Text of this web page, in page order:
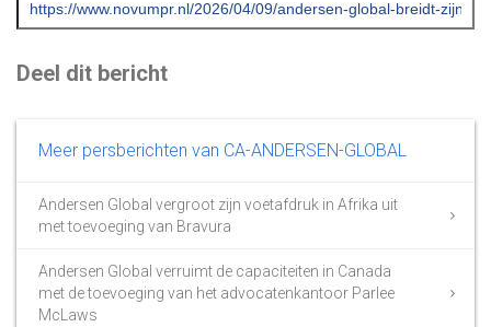
Deel dit bericht
Meer persberichten van CA-ANDERSEN-GLOBAL
Andersen Global vergroot zijn voetafdruk in Afrika uit
met toevoeging van Bravura
Andersen Global verruimt de capaciteiten in Canada
met de toevoeging van het advocatenkantoor Parlee
McLaws